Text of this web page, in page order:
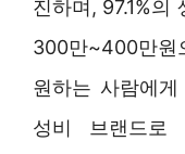
진하며, 97.1%의
300만~400만원
원하는 사람에
성비 브랜드로